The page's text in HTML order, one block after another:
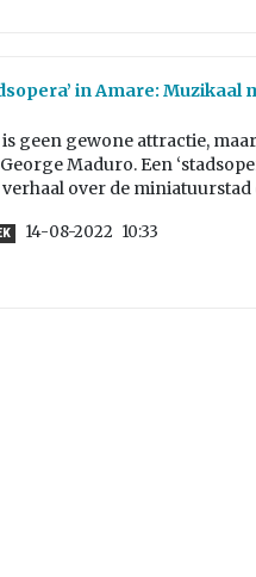
in Amare:
geen gewone attractie,
Maduro. Een
over de miniatuurstad
14-08-2022 10:33